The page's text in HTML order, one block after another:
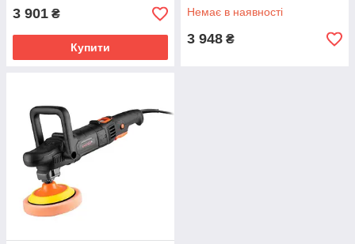
3 901 ₴
Купити
Немає в наявності
3 948 ₴